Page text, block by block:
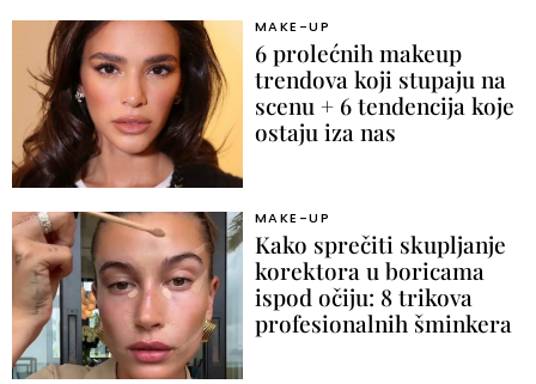
MAKE-UP
6 prolećnih makeup
trendova koji stupaju na
scenu + 6 tendencija koje
ostaju iza nas
MAKE-UP
Kako sprečiti skupljanje
korektora u boricama
ispod očiju: 8 trikova
profesionalnih šminkera